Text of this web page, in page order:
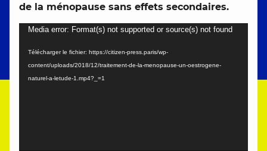
de la ménopause sans effets secondaires.
Lecteur
Media error: Format(s) not supported or source(s) not found
Télécharger le fichier: https://citizen-press.paris/wp-
content/uploads/2018/12/traitement-de-la-menopause-un-oestrogene-
naturel-a-letude-1.mp4?_=1